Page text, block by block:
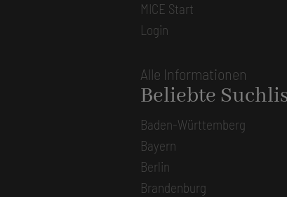
MICE Start
Login
Alle Informationen
Beliebte
Baden-Württemberg
Bayern
Berlin
Brandenburg